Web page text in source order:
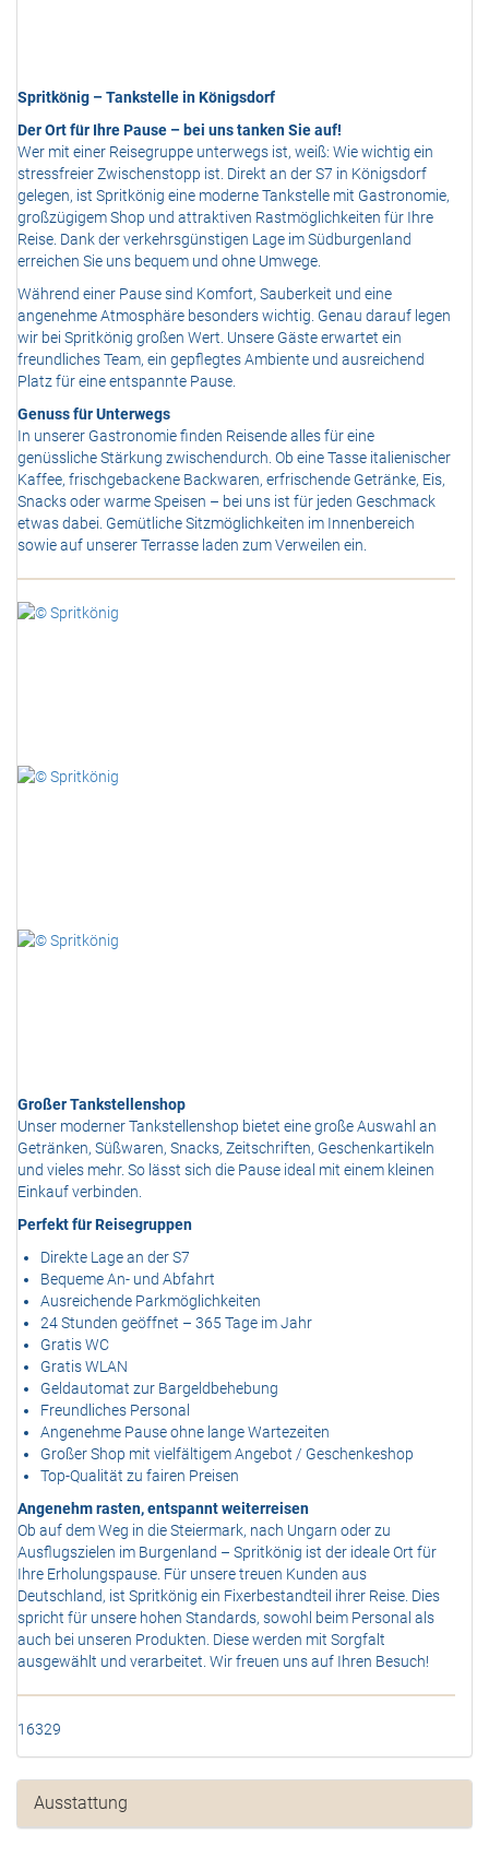
Spritkönig – Tankstelle in Königsdorf
Der Ort für Ihre Pause – bei uns tanken Sie auf!
Wer mit einer Reisegruppe unterwegs ist, weiß: Wie wichtig ein
stressfreier Zwischenstopp ist. Direkt an der S7 in Königsdorf
gelegen, ist Spritkönig eine moderne Tankstelle mit Gastronomie,
großzügigem Shop und attraktiven Rastmöglichkeiten für Ihre
Reise. Dank der verkehrsgünstigen Lage im Südburgenland
erreichen Sie uns bequem und ohne Umwege.
Während einer Pause sind Komfort, Sauberkeit und eine
angenehme Atmosphäre besonders wichtig. Genau darauf legen
wir bei Spritkönig großen Wert. Unsere Gäste erwartet ein
freundliches Team, ein gepflegtes Ambiente und ausreichend
Platz für eine entspannte Pause.
Genuss für Unterwegs
In unserer Gastronomie finden Reisende alles für eine
genüssliche Stärkung zwischendurch. Ob eine Tasse italienischer
Kaffee, frischgebackene Backwaren, erfrischende Getränke, Eis,
Snacks oder warme Speisen – bei uns ist für jeden Geschmack
etwas dabei. Gemütliche Sitzmöglichkeiten im Innenbereich
sowie auf unserer Terrasse laden zum Verweilen ein.
Großer Tankstellenshop
Unser moderner Tankstellenshop bietet eine große Auswahl an
Getränken, Süßwaren, Snacks, Zeitschriften, Geschenkartikeln
und vieles mehr. So lässt sich die Pause ideal mit einem kleinen
Einkauf verbinden.
Perfekt für Reisegruppen
Direkte Lage an der S7
Bequeme An- und Abfahrt
Ausreichende Parkmöglichkeiten
24 Stunden geöffnet – 365 Tage im Jahr
Gratis WC
Gratis WLAN
Geldautomat zur Bargeldbehebung
Freundliches Personal
Angenehme Pause ohne lange Wartezeiten
Großer Shop mit vielfältigem Angebot / Geschenkeshop
Top-Qualität zu fairen Preisen
Angenehm rasten, entspannt weiterreisen
Ob auf dem Weg in die Steiermark, nach Ungarn oder zu
Ausflugszielen im Burgenland – Spritkönig ist der ideale Ort für
Ihre Erholungspause. Für unsere treuen Kunden aus
Deutschland, ist Spritkönig ein Fixerbestandteil ihrer Reise. Dies
spricht für unsere hohen Standards, sowohl beim Personal als
auch bei unseren Produkten. Diese werden mit Sorgfalt
ausgewählt und verarbeitet. Wir freuen uns auf Ihren Besuch!
16329
Ausstattung